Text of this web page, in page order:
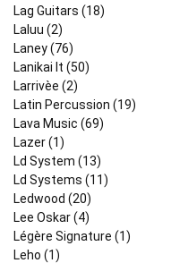
Lag Guitars (18)
Laluu (2)
Laney (76)
Lanikai It (50)
Larrivèe (2)
Latin Percussion (19)
Lava Music (69)
Lazer (1)
Ld System (13)
Ld Systems (11)
Ledwood (20)
Lee Oskar (4)
Légère Signature (1)
Leho (1)